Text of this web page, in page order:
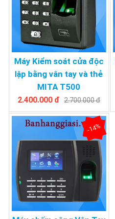
Máy Kiểm soát cửa độc
lập bằng vân tay và thẻ
MITA T500
2.400.000 đ 2.700.000 đ
-14%